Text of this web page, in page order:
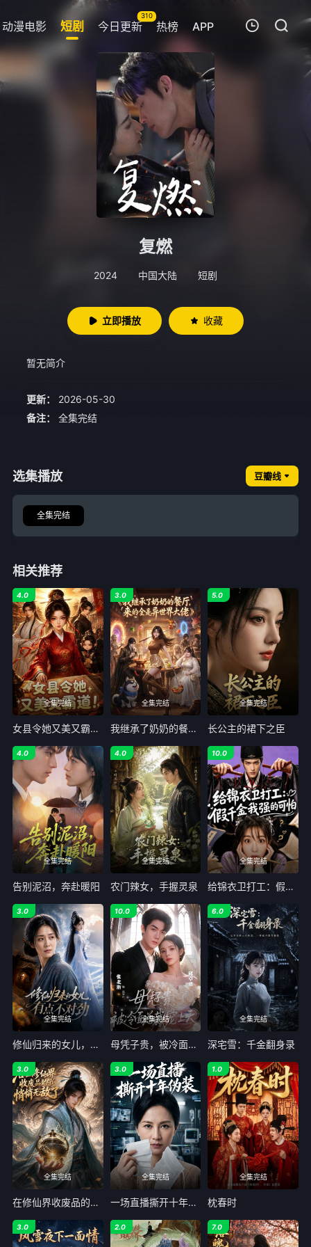
动漫电影 短剧 今日更新
310
热榜 APP
我的观影记录
暂无观看影片的记录
复燃
2024 中国大陆 短剧
立即播放 收藏
暂无简介
更新：
2026-05-30
备注：
全集完结
选集播放 豆瓣线
全集完结
相关推荐
全集完结
4.0
女县令她又美又霸道！
全集完结
3.0
我继承了奶奶的餐厅，来的全是异世界大佬
全集完结
5.0
长公主的裙下之臣
全集完结
4.0
告别泥沼，奔赴暖阳
全集完结
4.0
农门辣女，手握灵泉
全集完结
10.0
给锦衣卫打工：假千金我强的可怕
全集完结
3.0
修仙归来的女儿，有点不对劲
全集完结
10.0
母凭子贵，被冷面总裁宠上天
全集完结
6.0
深宅雪：千金翻身录
全集完结
3.0
在修仙界收废品的我，悄悄无敌了
全集完结
3.0
一场直播撕开十年伪装
全集完结
1.0
枕春时
3.0 2.0 7.0